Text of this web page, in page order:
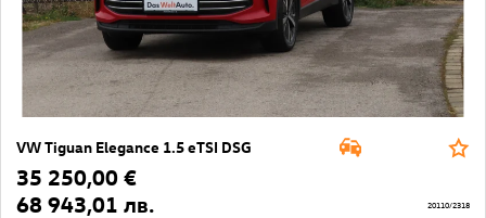
VW Tiguan Elegance 1.5 eTSI DSG
35 250,00 €
68 943,01 лв.
20110/2318